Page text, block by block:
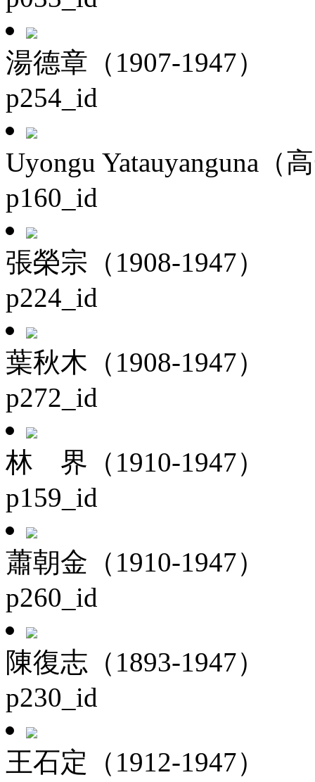
湯德章（1907-1947）
p254_id
Uyongu Yatauyanguna（
p160_id
張榮宗（1908-1947）
p224_id
葉秋木（1908-1947）
p272_id
林 界（1910-1947）
p159_id
蕭朝金（1910-1947）
p260_id
陳復志（1893-1947）
p230_id
王石定（1912-1947）